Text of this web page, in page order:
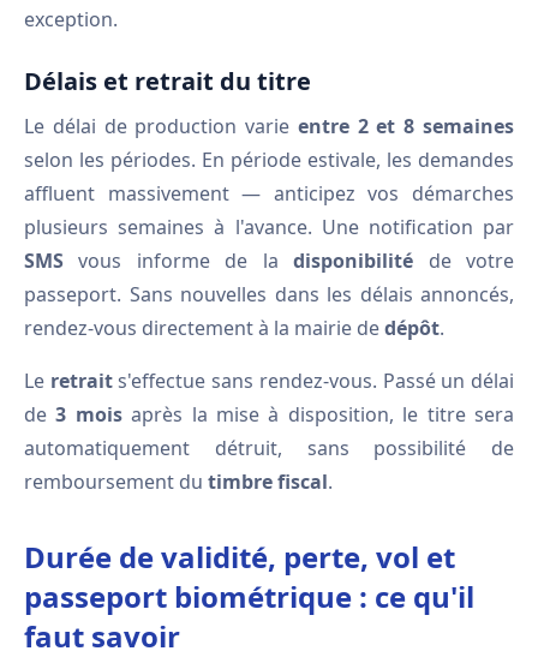
exception.
Délais et retrait du titre
Le délai de production varie entre 2 et 8 semaines
selon les périodes. En période estivale, les demandes
affluent massivement — anticipez vos démarches
plusieurs semaines à l'avance. Une notification par
SMS vous informe de ladisponibilité de votre
passeport. Sans nouvelles dans les délais annoncés,
rendez-vous directement à la mairie dedépôt.
Le retraits'effectue sans rendez-vous. Passé un délai
de3 moisaprès la mise à disposition, le titre sera
automatiquement détruit, sans possibilité de
remboursement du timbre fiscal.
Durée de validité, perte, vol et
passeport biométrique : ce qu'il
faut savoir